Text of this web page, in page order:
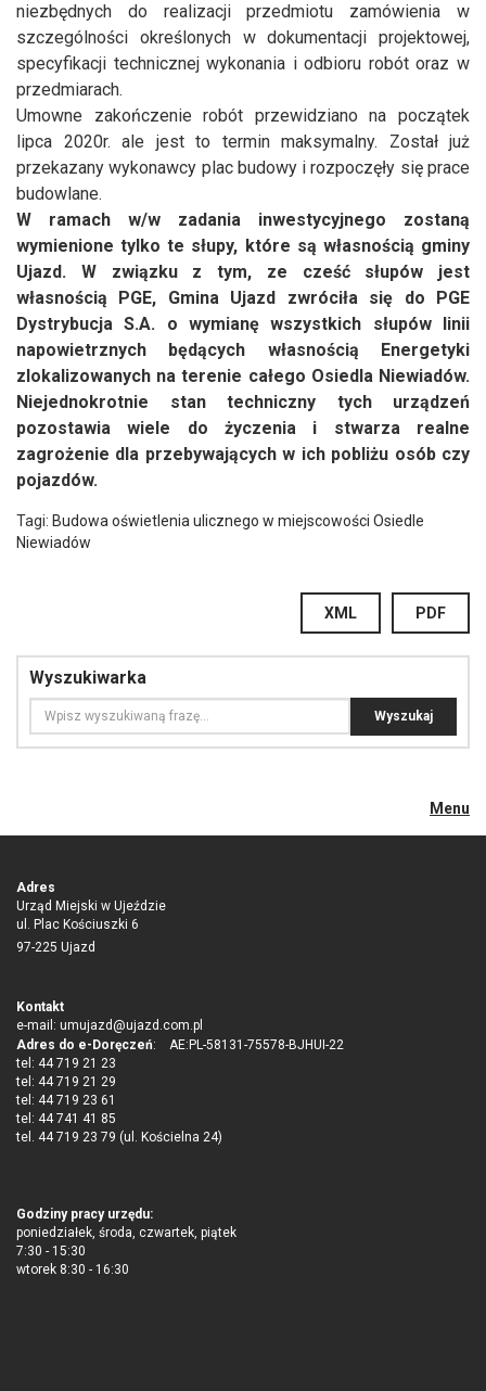
niezbędnych do realizacji przedmiotu zamówienia w
szczególności określonych w dokumentacji projektowej,
specyfikacji technicznej wykonania i odbioru robót oraz w
przedmiarach.
Umowne zakończenie robót przewidziano na początek
lipca 2020r. ale jest to termin maksymalny. Został już
przekazany wykonawcy plac budowy i rozpoczęły się prace
budowlane.
W ramach w/w zadania inwestycyjnego zostaną
wymienione tylko te słupy, które są własnością gminy
Ujazd. W związku z tym, ze cześć słupów jest
własnością PGE, Gmina Ujazd zwróciła się do PGE
Dystrybucja S.A. o wymianę wszystkich słupów linii
napowietrznych będących własnością Energetyki
zlokalizowanych na terenie całego Osiedla Niewiadów.
Niejednokrotnie stan techniczny tych urządzeń
pozostawia wiele do życzenia i stwarza realne
zagrożenie dla przebywających w ich pobliżu osób czy
pojazdów.
Tagi: Budowa oświetlenia ulicznego w miejscowości Osiedle
Niewiadów
PDF
XML
Wyszukiwarka
Menu
Adres
Urząd Miejski w Ujeździe
ul. Plac Kościuszki 6
97-225 Ujazd
Kontakt
e-mail: umujazd@ujazd.com.pl
Adres do e-Doręczeń: AE:PL-58131-75578-BJHUI-22
tel: 44 719 21 23
tel: 44 719 21 29
tel: 44 719 23 61
tel: 44 741 41 85
tel. 44 719 23 79 (ul. Kościelna 24)
Godziny pracy urzędu:
poniedziałek, środa, czwartek, piątek
7:30 - 15:30
wtorek 8:30 - 16:30